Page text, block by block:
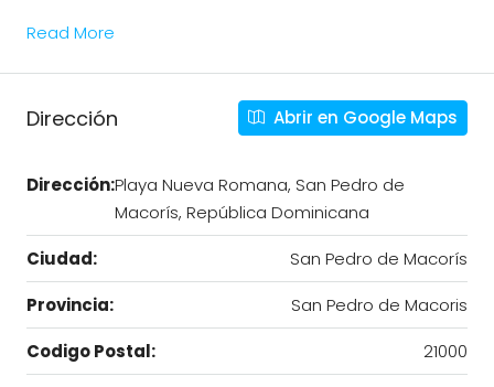
Read More
Dirección Abrir en Google Maps
Dirección:Playa Nueva Romana, San Pedro de
Macorís, República Dominicana
Ciudad:
San Pedro de Macorís
Provincia:
San Pedro de Macoris
Codigo Postal:
21000